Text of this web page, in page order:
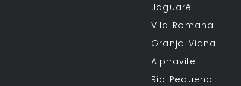
Jaguaré
Vila Romana
Granja Viana
Alphavile
Rio Pequeno